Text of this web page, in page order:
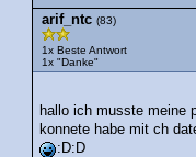
arif_ntc (83)
1x Beste Antwort
1x "Danke"
hallo ich musste meine
konnete habe mit ch
:D:D